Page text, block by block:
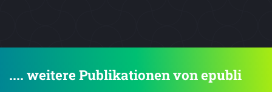
.... weitere Publikationen von epubli